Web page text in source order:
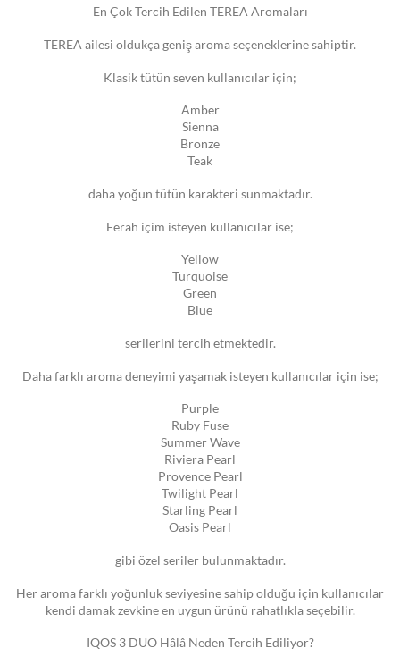
En Çok Tercih Edilen TEREA Aromaları
TEREA ailesi oldukça geniş aroma seçeneklerine sahiptir.
Klasik tütün seven kullanıcılar için;
Amber
Sienna
Bronze
Teak
daha yoğun tütün karakteri sunmaktadır.
Ferah içim isteyen kullanıcılar ise;
Yellow
Turquoise
Green
Blue
serilerini tercih etmektedir.
Daha farklı aroma deneyimi yaşamak isteyen kullanıcılar için ise;
Purple
Ruby Fuse
Summer Wave
Riviera Pearl
Provence Pearl
Twilight Pearl
Starling Pearl
Oasis Pearl
gibi özel seriler bulunmaktadır.
Her aroma farklı yoğunluk seviyesine sahip olduğu için kullanıcılar
kendi damak zevkine en uygun ürünü rahatlıkla seçebilir.
IQOS 3 DUO Hâlâ Neden Tercih Ediliyor?